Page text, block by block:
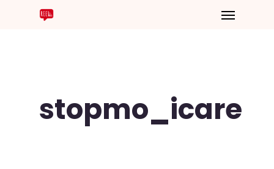
stopmo_icare